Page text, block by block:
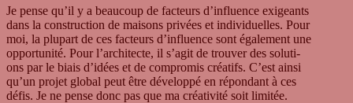
Je pense qu’il y a beau­coup de fac­teurs d’influence exi­geants
dans la cons­truc­tion de mai­sons pri­vées et indi­vi­du­el­les. Pour
moi, la plu­part de ces fac­teurs d’influence sont éga­le­ment une
oppor­tu­nité. Pour l’architecte, il s’agit de trou­ver des solu­ti­
ons par le biais d’idées et de com­pro­mis créa­tifs. C’est ainsi
qu’un pro­jet glo­bal peut être déve­lo­ppé en répond­ant à ces
défis. Je ne pense donc pas que ma créa­ti­vité soit limi­tée.